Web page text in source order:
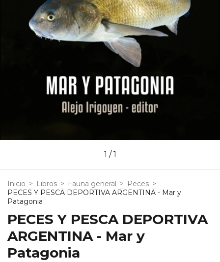
1 /1
Inicio > Libros > Fauna general > Peces >
PECES Y PESCA DEPORTIVA ARGENTINA - Mar y
Patagonia
PECES Y PESCA DEPORTIVA
ARGENTINA - Mar y
Patagonia